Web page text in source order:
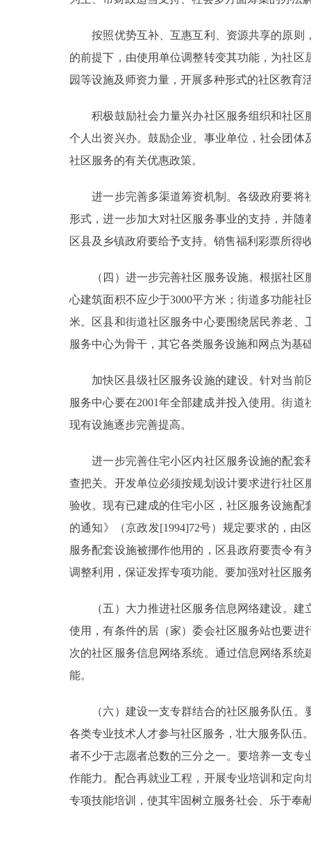
按照优势互补、互惠互利、资源共享的原则
的前提下，由使用单位调整转变其功能，为社
园等设施及师资力量，开展多种形式的社区教育
积极鼓励社会力量兴办社区服务组织和社区
个人出资兴办。鼓励企业、事业单位，社会团
社区服务的有关优惠政策。
进一步完善多渠道筹资机制。各级政府要将
形式，进一步加大对社区服务事业的支持，并
区县及乡镇政府要给予支持。销售福利彩票所得
（四）进一步完善社区服务设施。根据社区
心建筑面积不应少于3000平方米；街道多功能
米。区县和街道社区服务中心要围绕居民养老
服务中心为骨干，其它各类服务设施和网点为基
加快区县级社区服务设施的建设。针对当前
服务中心要在2001年全部建成并投入使用。街
现有设施逐步完善提高。
进一步完善住宅小区内社区服务设施的配套
查把关。开发单位必须按规划设计要求进行社
验收。现有已建成的住宅小区，社区服务设施
的通知》（京政发[1994]72号）规定要求的，
服务配套设施被挪作他用的，区县政府要责令
调整利用，保证发挥专项功能。要加强对社区服
（五）大力推进社区服务信息网络建设。建
使用，有条件的居（家）委会社区服务站也要
次的社区服务信息网络系统。通过信息网络系
能。
（六）建设一支专群结合的社区服务队伍。
各类专业技术人才参与社区服务，壮大服务队伍
者不少于志愿者总数的三分之一。要培养一支
作能力。配合再就业工程，开展专业培训和定
专项技能培训，使其牢固树立服务社会、乐于奉